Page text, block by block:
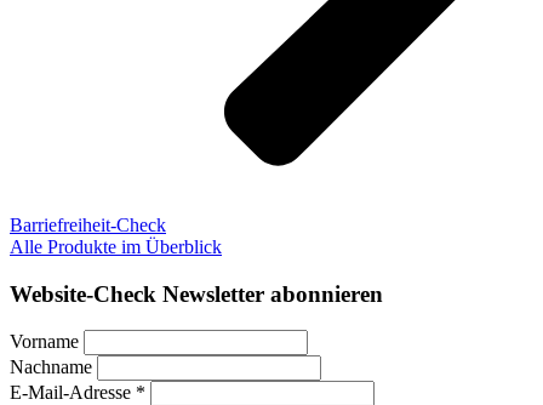
Barriefreiheit-Check
Alle Produkte im Überblick
Website-Check Newsletter abonnieren
Vorname
Nachname
E-Mail-Adresse *